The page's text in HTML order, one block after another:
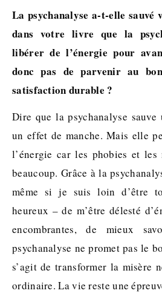
La psychanalyse a-t-elle sauvé
dans votre livre que la
libérer de l’énergie pour
donc pas de parvenir au
satisfaction durable ?
Dire que la psychanalyse
un effet de manche. Mais elle
l’énergie car les phobies et les
beaucoup. Grâce à la
même si je suis loin d’être
heureux – de m’être délesté
encombrantes, de mieux
psychanalyse ne promet pas le
s’agit de transformer la misère
ordinaire. La vie reste une